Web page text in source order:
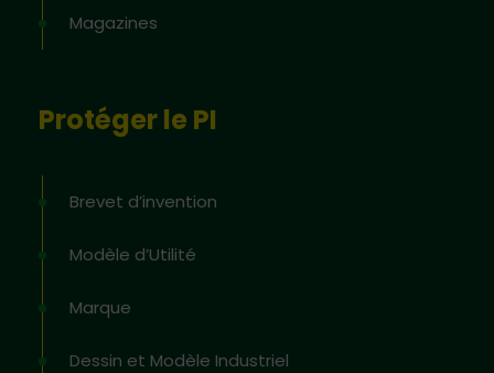
Magazines
Protéger le PI
Brevet d’invention
Modèle d’Utilité
Marque
Dessin et Modèle Industriel